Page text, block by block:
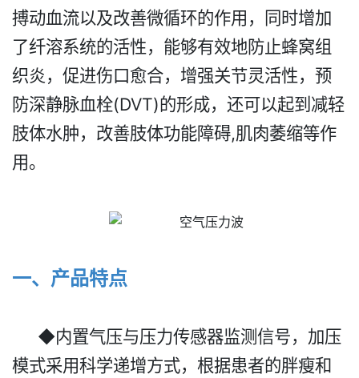
搏动血流以及改善微循环的作用，同时增加
了纤溶系统的活性，能够有效地防止蜂窝组
织炎，促进伤口愈合，增强关节灵活性，预
防深静脉血栓(DVT)的形成，还可以起到减轻
肢体水肿，改善肢体功能障碍,肌肉萎缩等作
用。
一、产品特点
◆内置气压与压力传感器监测信号，加压
模式采用科学递增方式，根据患者的胖瘦和